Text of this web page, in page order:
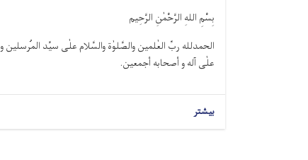
بِسْمِ اللهِ الرَّحْمٰنِ الرَّحِيم
الحمدلله ربِّ العٰلمین والصَّلوٰة والسَّلام علٰی سیِّد المُرسلین و
علٰی آله و أصحابه أجمعین.
بیشتر